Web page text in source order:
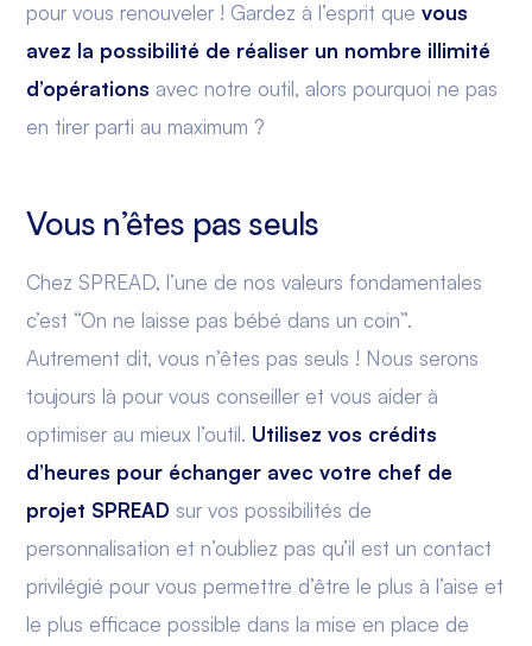
pour vous renouveler ! Gardez à l’esprit quevous
avez la possibilité de réaliser un nombre illimité
d’opérations avec notre outil, alors pourquoi ne pas
en tirer parti au maximum ?
Vous n’êtes pas seuls
Chez SPREAD, l’une de nos valeurs fondamentales
c’est “On ne laisse pas bébé dans un coin”.
Autrement dit, vous n’êtes pas seuls ! Nous serons
toujours là pour vous conseiller et vous aider à
optimiser au mieux l’outil. Utilisez vos crédits
d’heures pour échanger avec votre chef de
projet SPREAD sur vos possibilités de
personnalisation et n’oubliez pas qu’il est un contact
privilégié pour vous permettre d’être le plus à l’aise et
le plus efficace possible dans la mise en place de